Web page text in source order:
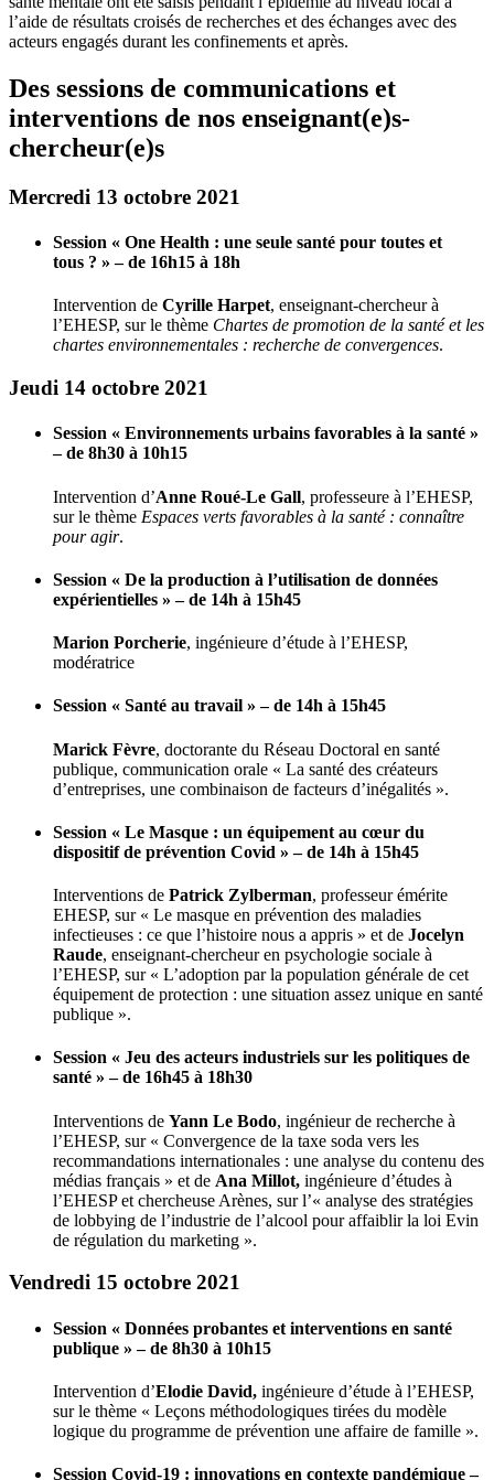
l’aide de résultats croisés de recherches et des échanges avec des
acteurs engagés durant les confinements et après.
Des sessions de communications et
interventions de nos enseignant(e)s-
chercheur(e)s
Mercredi 13 octobre 2021
Session « One Health : une seule santé pour toutes et
tous ? » – de 16h15 à 18h
Intervention de Cyrille Harpet, enseignant-chercheur à
l’EHESP, sur le thème Chartes de promotion de la santé et les
chartes environnementales : recherche de convergences.
Jeudi 14 octobre 2021
Session « Environnements urbains favorables à la santé »
– de 8h30 à 10h15
Intervention d’Anne Roué-Le Gall, professeure à l’EHESP,
sur le thème Espaces verts favorables à la santé : connaître
pour agir.
Session « De la production à l’utilisation de données
expérientielles » – de 14h à 15h45
Marion Porcherie, ingénieure d’étude à l’EHESP,
modératrice
Session « Santé au travail » – de 14h à 15h45
Marick Fèvre, doctorante du Réseau Doctoral en santé
publique, communication orale « La santé des créateurs
d’entreprises, une combinaison de facteurs d’inégalités ».
Session « Le Masque : un équipement au cœur du
dispositif de prévention Covid » – de 14h à 15h45
Interventions de Patrick Zylberman, professeur émérite
EHESP, sur « Le masque en prévention des maladies
infectieuses : ce que l’histoire nous a appris » et de Jocelyn
Raude, enseignant-chercheur en psychologie sociale à
l’EHESP, sur « L’adoption par la population générale de cet
équipement de protection : une situation assez unique en santé
publique ».
Session « Jeu des acteurs industriels sur les politiques de
santé » – de 16h45 à 18h30
Interventions de Yann Le Bodo, ingénieur de recherche à
l’EHESP, sur « Convergence de la taxe soda vers les
recommandations internationales : une analyse du contenu des
médias français » et de Ana Millot, ingénieure d’études à
l’EHESP et chercheuse Arènes, sur l’« analyse des stratégies
de lobbying de l’industrie de l’alcool pour affaiblir la loi Evin
de régulation du marketing ».
Vendredi 15 octobre 2021
Session « Données probantes et interventions en santé
publique » – de 8h30 à 10h15
Intervention d’Elodie David, ingénieure d’étude à l’EHESP,
sur le thème « Leçons méthodologiques tirées du modèle
logique du programme de prévention une affaire de famille ».
Session Covid-19 : innovations en contexte pandémique –